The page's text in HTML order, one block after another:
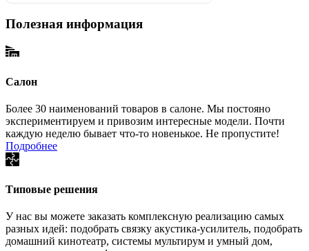
Полезная информация
Салон
Более 30 наименований товаров в салоне. Мы постояно
экспериментируем и привозим интересные модели. Почти
каждую неделю бывает что-то новенькое. Не пропустите!
Подробнее
Типовые решения
У нас вы можете заказать комплексную реализацию самых
разных идей: подобрать связку акустика-усилитель, подобрать
домашний кинотеатр, системы мультирум и умный дом,